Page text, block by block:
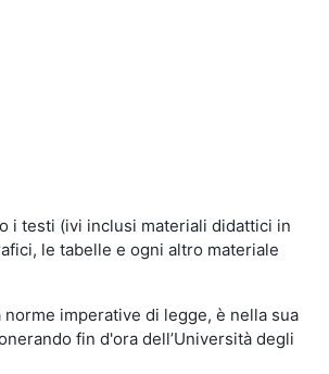
i testi (ivi inclusi materiali didattici in
le tabelle e ogni altro materiale
imperative di legge, è nella sua
fin d'ora dell’Università degli